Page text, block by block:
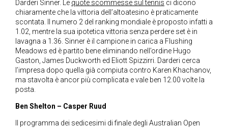
Darderi Sinner. Le quote scommesse sul tennis ci dicono
chiaramente che la vittoria dell’altoatesino è praticamente
scontata. Il numero 2 del ranking mondiale è proposto infatti a
1.02, mentre la sua ipotetica vittoria senza perdere set è in
lavagna a 1.36. Sinner è il campione in carica a Flushing
Meadows ed è partito bene eliminando nell’ordine Hugo
Gaston, James Duckworth ed Eliott Spizzirri. Darderi cerca
l’impresa dopo quella già compiuta contro Karen Khachanov,
ma stavolta è ancor più complicata e vale ben 12.00 volte la
posta.
Ben Shelton – Casper Ruud
Il programma dei sedicesimi di finale degli Australian Open